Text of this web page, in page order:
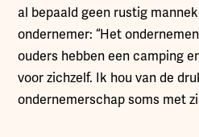
al bepaald geen rustig
ondernemer: “Het
ouders hebben een camping
voor zichzelf. Ik hou van de
ondernemerschap soms met